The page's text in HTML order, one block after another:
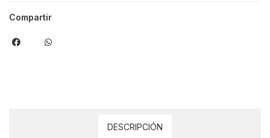
Compartir
DESCRIPCIÓN